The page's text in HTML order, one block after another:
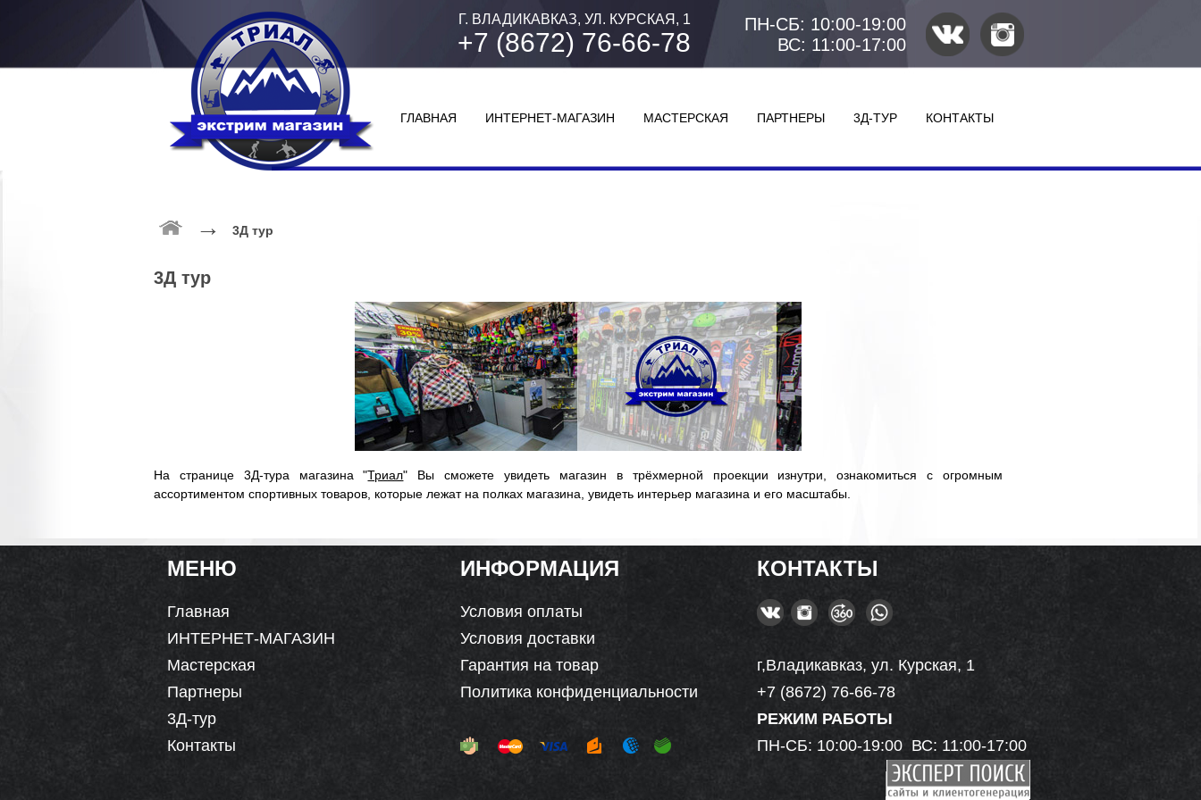
Г. ВЛАДИКАВКАЗ, УЛ. КУРСКАЯ, 1
+7 (8672) 76-66-78
ПН-СБ: 10:00-19:00
ВС: 11:00-17:00
ГЛАВНАЯ ИНТЕРНЕТ-МАГАЗИН МАСТЕРСКАЯ ПАРТНЕРЫ 3Д-ТУР КОНТАКТЫ
→ 3Д тур
3Д тур
На странице 3Д-тура магазина "Триал" Вы сможете увидеть магазин в трёхмерной проекции изнутри, ознакомиться с огромным
ассортиментом спортивных товаров, которые лежат на полках магазина, увидеть интерьер магазина и его масштабы.
МЕНЮ ИНФОРМАЦИЯ КОНТАКТЫ
Главная
Условия оплаты
ИНТЕРНЕТ-МАГАЗИН
Условия доставки
Мастерская
Гарантия на товар
г,Владикавказ, ул. Курская, 1
Партнеры
Политика конфиденциальности
+7 (8672) 76-66-78
3Д-тур
РЕЖИМ РАБОТЫ
Контакты
ПН-СБ: 10:00-19:00 ВС: 11:00-17:00